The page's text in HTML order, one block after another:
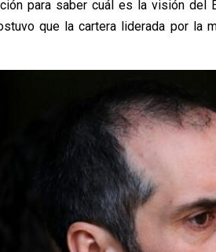
para saber cuál es la visión del
que la cartera liderada por la